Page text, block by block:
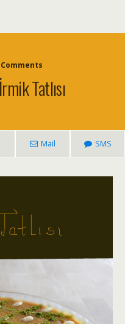
Comments
Tatlısı
Mail SMS